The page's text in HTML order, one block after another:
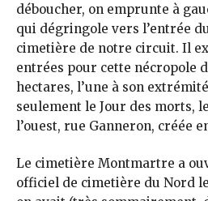
déboucher, on emprunte à
qui dégringole vers l’entrée
cimetière de notre circuit. Il
entrées pour cette nécropole
hectares, l’une à son
seulement le Jour des morts,
l’ouest, rue Ganneron, créée
Le cimetière Montmartre a
officiel de cimetière du Nord